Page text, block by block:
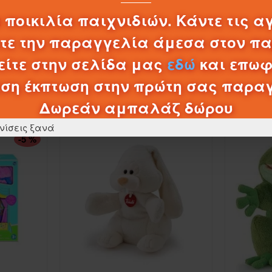
παιχνιδιών. Κάντε τις
την παραγγελία άμεσα στον
στην σελίδα μας εδώ και
έκπτωση στην πρώτη σας
Δωρεάν αμπαλάζ δώρου
ξανά
ΚΑΛΆΘΙ
ΠΡΟΪΌΝΤΑ ΚΑΤΗΓΟΡΊΑΣ
-5 %